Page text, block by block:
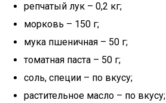
репчатый лук – 0,2 кг;
морковь – 150 г;
мука пшеничная – 50 г;
томатная паста – 50 г;
соль, специи – по вкусу;
растительное масло – по вкусу;